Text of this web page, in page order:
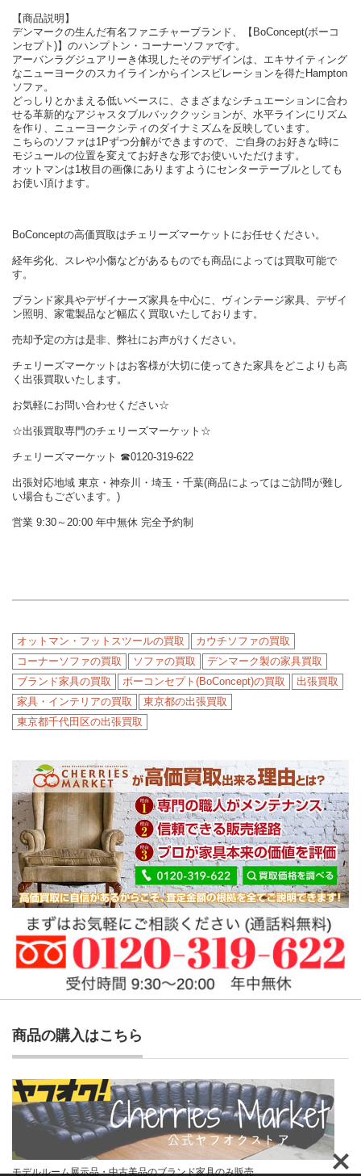
【商品説明】
デンマークの生んだ有名ファニチャーブランド、【BoConcept(ボーコ
ンセプト)】のハンプトン・コーナーソファです。
アーバンラグジュアリーき体現したそのデザインは、エキサイティング
なニューヨークのスカイラインからインスピレーションを得たHampton
ソファ。
どっしりとかまえる低いベースに、さまざまなシチュエーションに合わ
せる革新的なアジャスタブルバッククッションが、水平ラインにリズム
を作り、ニューヨークシティのダイナミズムを反映しています。
こちらのソファは1Pずつ分解ができますので、ご自身のお好きな時に
モジュールの位置を変えてお好きな形でお使いいただけます。
オットマンは1枚目の画像にありますようにセンターテーブルとしても
お使い頂けます。
BoConceptの高価買取はチェリーズマーケットにお任せください。
経年劣化、スレや小傷などがあるものでも商品によっては買取可能で
す。
ブランド家具やデザイナーズ家具を中心に、ヴィンテージ家具、デザイ
ン照明、家電製品など幅広く買取いたしております。
売却予定の方は是非、弊社にお声がけください。
チェリーズマーケットはお客様が大切に使ってきた家具をどこよりも高
く出張買取いたします。
お気軽にお問い合わせください☆
☆出張買取専門のチェリーズマーケット☆
チェリーズマーケット ☎︎0120-319-622
出張対応地域 東京・神奈川・埼玉・千葉(商品によってはご訪問が難し
い場合もございます。)
営業 9:30～20:00 年中無休 完全予約制
オットマン・フットスツールの買取
カウチソファの買取
コーナーソファの買取
ソファの買取
デンマーク製の家具買取
ブランド家具の買取
ボーコンセプト(BoConcept)の買取
出張買取
家具・インテリアの買取
東京都の出張買取
東京都千代田区の出張買取
商品の購入はこちら
モデルルーム展示品・中古美品のブランド家具のみ販売